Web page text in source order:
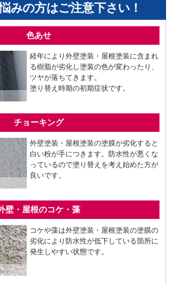
みの方はご注意下さい！
色あせ
経年により外壁塗装・屋根塗装に含まれ
る樹脂が劣化し塗装の色が変わったり、
ツヤが落ちてきます。
塗り替え時期の初期症状です。
チョーキング
外壁塗装・屋根塗装の塗膜が劣化すると
白い粉が手につきます。防水性が悪くな
っているので塗り替えを考え始めた方が
良いです。
壁・屋根のコケ・藻
コケや藻は外壁塗装・屋根塗装の塗膜の
劣化により防水性が低下している箇所に
発生しやすい状態です。